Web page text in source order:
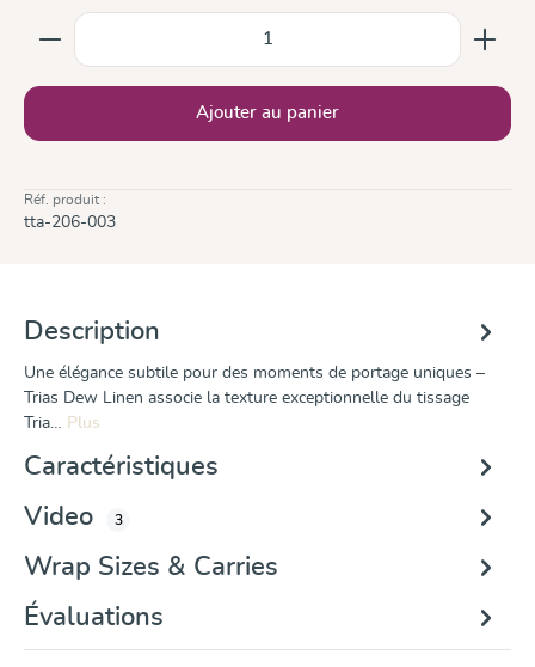
Quantité de produit : Entrez la quantité souhaitée
Ajouter au panier
Réf. produit :
tta-206-003
Description
Une élégance subtile pour des moments de portage uniques –
Trias Dew Linen associe la texture exceptionnelle du tissage
Tria… Plus
Caractéristiques
Video
3
Wrap Sizes & Carries
Évaluations